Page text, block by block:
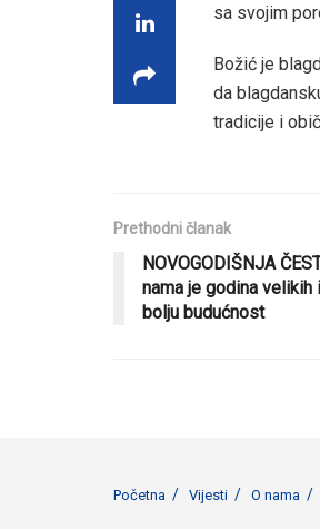
sa svojim
Božić je
da
tradicije i
Prethodni članak
NOVOGODIŠNJA
nama je godina
bolju budućnost
Početna Vijesti O nama